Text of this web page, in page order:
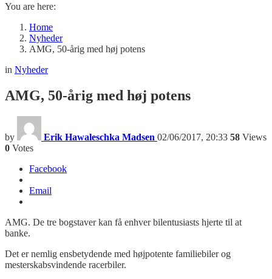
You are here:
Home
Nyheder
AMG, 50-årig med høj potens
in Nyheder
AMG, 50-årig med høj potens
by Erik Hawaleschka Madsen 02/06/2017, 20:33 58 Views
0 Votes
Facebook
Email
AMG. De tre bogstaver kan få enhver bilentusiasts hjerte til at
banke.
Det er nemlig ensbetydende med højpotente familiebiler og
mesterskabsvindende racerbiler.